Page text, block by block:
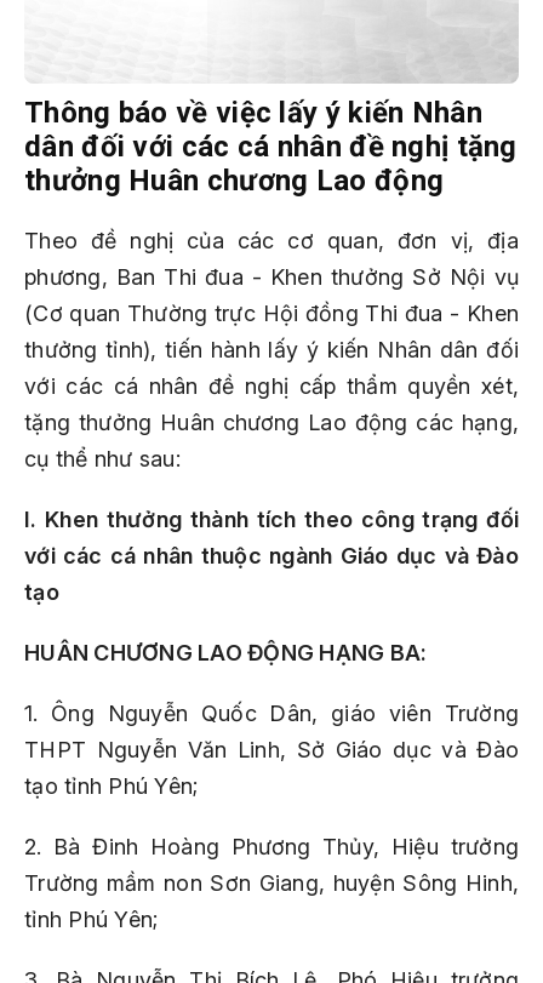
Thông báo về việc lấy ý kiến Nhân
dân đối với các cá nhân đề nghị tặng
thưởng Huân chương Lao động
Theo đề nghị của các cơ quan, đơn vị, địa
phương, Ban Thi đua - Khen thưởng Sở Nội vụ
(Cơ quan Thường trực Hội đồng Thi đua - Khen
thưởng tỉnh), tiến hành lấy ý kiến Nhân dân đối
với các cá nhân đề nghị cấp thẩm quyền xét,
tặng thưởng Huân chương Lao động các hạng,
cụ thể như sau:
I. Khen thưởng thành tích theo công trạng đối
với các cá nhân thuộc ngành Giáo dục và Đào
tạo
HUÂN CHƯƠNG LAO ĐỘNG HẠNG BA:
1. Ông Nguyễn Quốc Dân, giáo viên Trường
THPT Nguyễn Văn Linh, Sở Giáo dục và Đào
tạo tỉnh Phú Yên;
2. Bà Đinh Hoàng Phương Thủy, Hiệu trưởng
Trường mầm non Sơn Giang, huyện Sông Hinh,
tỉnh Phú Yên;